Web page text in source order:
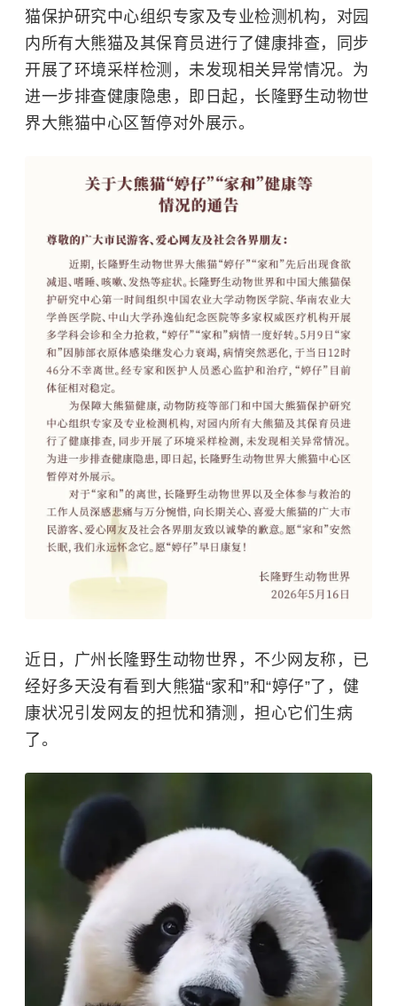
猫保护研究中心组织专家及专业检测机构，对园
内所有大熊猫及其保育员进行了健康排查，同步
开展了环境采样检测，未发现相关异常情况。为
进一步排查健康隐患，即日起，长隆野生动物世
界大熊猫中心区暂停对外展示。
近日，广州长隆野生动物世界，不少网友称，已
经好多天没有看到大熊猫“家和”和“婷仔”了，健
康状况引发网友的担忧和猜测，担心它们生病
了。